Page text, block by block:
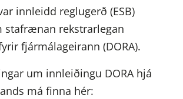
innleidd reglugerð (ESB)
stafrænan rekstrarlegan
fjármálageirann (DORA).
um innleiðingu DORA hjá
má finna hér: